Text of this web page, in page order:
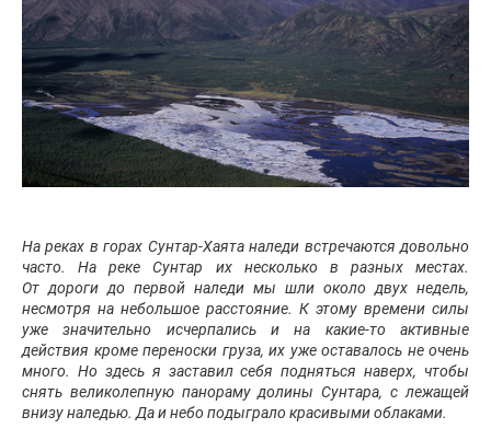
На реках в горах Сунтар-Хаята наледи встречаются довольно
часто. На реке Сунтар их несколько в разных местах.
От дороги до первой наледи мы шли около двух недель,
несмотря на небольшое расстояние. К этому времени силы
уже значительно исчерпались и на какие-то активные
действия кроме переноски груза, их уже оставалось не очень
много. Но здесь я заставил себя подняться наверх, чтобы
снять великолепную панораму долины Сунтара, с лежащей
внизу наледью. Да и небо подыграло красивыми облаками.